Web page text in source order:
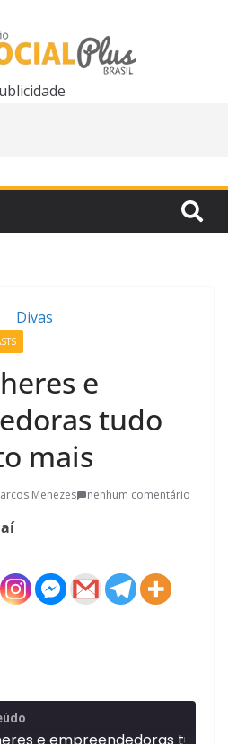
e
tudo
mais
Menezes nenhum comentário